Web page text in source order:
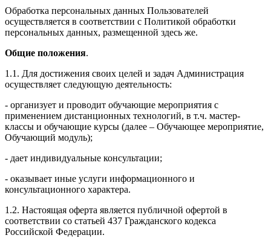
Обработка персональных данных Пользователей
осуществляется в соответствии с Политикой обработки
персональных данных, размещенной здесь же.
Общие положения.
1.1. Для достижения своих целей и задач Администрация
осуществляет следующую деятельность:
- организует и проводит обучающие мероприятия с
применением дистанционных технологий, в т.ч. мастер-
классы и обучающие курсы (далее – Обучающее мероприятие,
Обучающий модуль);
- дает индивидуальные консультации;
- оказывает иные услуги информационного и
консультационного характера.
1.2. Настоящая оферта является публичной офертой в
соответствии со статьей 437 Гражданского кодекса
Российской Федерации.